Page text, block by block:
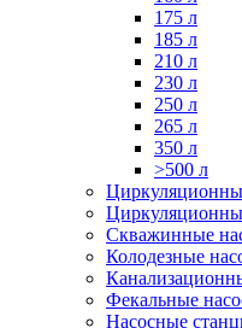
175 л
185 л
210 л
230 л
250 л
265 л
350 л
>500 л
Скважинные
Колодезные
Фекальные
Насосные